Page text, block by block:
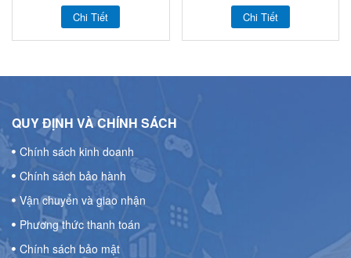
Chi Tiết Chi Tiết
QUY ĐỊNH VÀ CHÍNH SÁCH
Chính sách kinh doanh
Chính sách bảo hành
Vận chuyển và giao nhận
Phương thức thanh toán
Chính sách bảo mật